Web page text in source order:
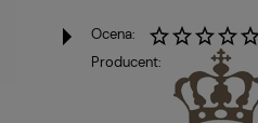
Ocena:
Producent: